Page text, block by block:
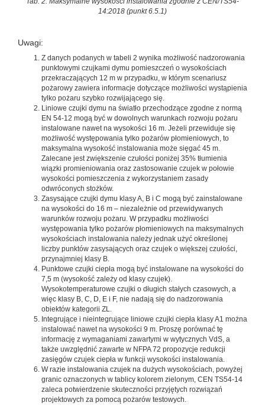
14:2018 (punkt 6.5.1)
Uwagi:
Z danych podanych w tabeli 2 wynika możliwość nadzorowania
punktowymi czujkami dymu pomieszczeń o wysokościach
przekraczających 12 m w przypadku, w którym scenariusz
pożarowy zawiera informacje dotyczące możliwości wystąpienia
tylko pożaru szybko rozwijającego się.
Liniowe czujki dymu na światło przechodzące zgodne z normą
EN 54-12 mogą być w dowolnych warunkach rozwoju pożaru
instalowane nawet na wysokości 16 m. Jeżeli przewiduje się
możliwość występowania tylko pożarów płomieniowych, to
maksymalna wysokość instalowania może sięgać 45 m.
Zalecane jest zwiększenie czułości poniżej 35% tłumienia
wiązki promieniowania oraz zastosowanie czujek w połowie
wysokości pomieszczenia z wykorzystaniem zasady
odwróconych stożków.
Zasysające czujki dymu klasy A, B i C mogą być zainstalowane
na wysokości do 16 m – niezależnie od przewidywanych
warunków rozwoju pożaru. W przypadku możliwości
występowania tylko pożarów płomieniowych na maksymalnych
wysokościach instalowania należy jednak użyć określonej
liczby punktów zasysających oraz czujek o większej czułości,
przynajmniej klasy B.
Punktowe czujki ciepła mogą być instalowane na wysokości do
7,5 m (wysokość zależy od klasy czujek).
Wysokotemperaturowe czujki o długich stałych czasowych, a
więc klasy B, C, D, E i F, nie nadają się do nadzorowania
obiektów kategorii ZL.
Integrujące i nieintegrujące liniowe czujki ciepła klasy A1 można
instalować nawet na wysokości 9 m. Proszę porównać tę
informację z wymaganiami zawartymi w wytycznych VdS, a
także uwzględnić zawarte w NFPA 72 propozycje redukcji
zasięgów czujek ciepła w funkcji wysokości instalowania.
W razie instalowania czujek na dużych wysokościach, powyżej
granic oznaczonych w tablicy kolorem zielonym, CEN TS54-14
zaleca potwierdzenie skuteczności przyjętych rozwiązań
projektowych za pomocą pożarów testowych.